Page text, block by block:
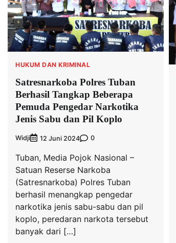
HUKUM DAN KRIMINAL
Satresnarkoba Polres Tuban
Berhasil Tangkap Beberapa
Pemuda Pengedar Narkotika
Jenis Sabu dan Pil Koplo
Widji 12 Juni 2024 0
Tuban, Media Pojok Nasional –
Satuan Reserse Narkoba
(Satresnarkoba) Polres Tuban
berhasil menangkap pengedar
narkotika jenis sabu-sabu dan pil
koplo, peredaran narkota tersebut
banyak dari […]